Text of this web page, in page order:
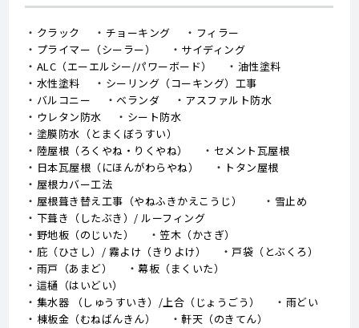
クラック チョーキング
フィラー
プライマー（シーラー）
サイディング
ALC（エーエルシー/パワーボード）
油性塗料
水性塗料
シーリング（コーキング）工事
バルコニー
ベランダ
アスファルト防水
ウレタン防水
シート防水
塗膜防水（とまくぼうすい）
陸屋根（ろくやね・りくやね）
セメント瓦屋根
日本瓦屋根（にほんがわらやね）
トタン屋根
屋根カバー工法
屋根葺き替え工事（やねふきかえこうじ）
雪止め
下葺き（したぶき）/ ルーフィング
野地板（のじいた）
笠木（かさぎ）
庇（ひさし）/ 霧よけ（きりよけ）
戸袋（とぶくろ）
雨戸（あまど）
幕板（まくいた）
這樋（はいどい）
集水器 （しゅうすいき）/上合（じょうごう）
雨どい
棟板金（むねばんきん）
軒天（のきてん）